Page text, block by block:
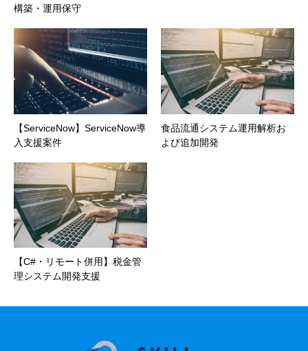
構築・運用保守
【ServiceNow】ServiceNow導
入支援案件
食品流通システム運用解析お
よび追加開発
【C#・リモート併用】税金管
理システム開発支援